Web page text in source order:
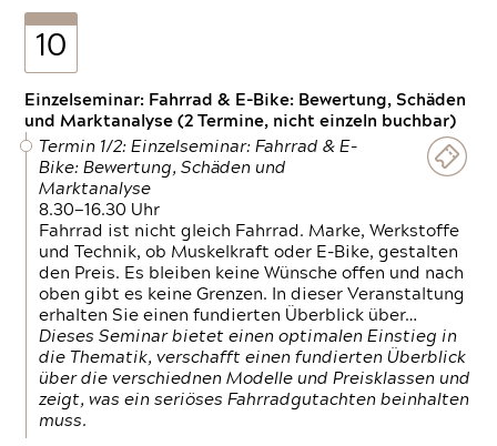
10
Einzelseminar: Fahrrad & E-Bike: Bewertung, Schäden
und Marktanalyse (2 Termine, nicht einzeln buchbar)
Termin 1/2: Einzelseminar: Fahrrad & E-
Bike: Bewertung, Schäden und
Marktanalyse
8.30—16.30 Uhr
Fahrrad ist nicht gleich Fahrrad. Marke, Werkstoffe
und Technik, ob Muskelkraft oder E-Bike, gestalten
den Preis. Es bleiben keine Wünsche offen und nach
oben gibt es keine Grenzen. In dieser Veranstaltung
erhalten Sie einen fundierten Überblick über…
Dieses Seminar bietet einen optimalen Einstieg in
die Thematik, verschafft einen fundierten Überblick
über die verschiednen Modelle und Preisklassen und
zeigt, was ein seriöses Fahrradgutachten beinhalten
muss.